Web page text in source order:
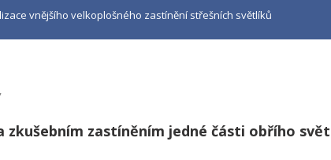
vnějšího velkoplošného zastínění střešních světlíků
zkušebním zastíněním jedné části obřího